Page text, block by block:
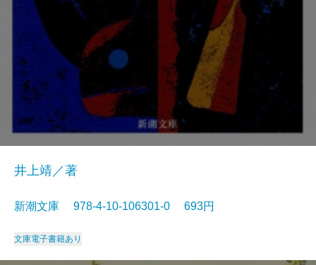
井上靖／著
新潮文庫 978-4-10-106301-0 693円
文庫電子書籍あり